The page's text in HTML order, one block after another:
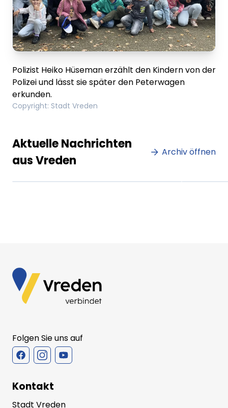
Polizist Heiko Hüseman erzählt den Kindern von der
Polizei und lässt sie später den Peterwagen
erkunden.
Copyright: Stadt Vreden
Aktuelle Nachrichten
aus Vreden
Archiv öffnen
Lorem ipsum Lorem ipsum
Folgen Sie uns auf
Kontakt
Stadt Vreden